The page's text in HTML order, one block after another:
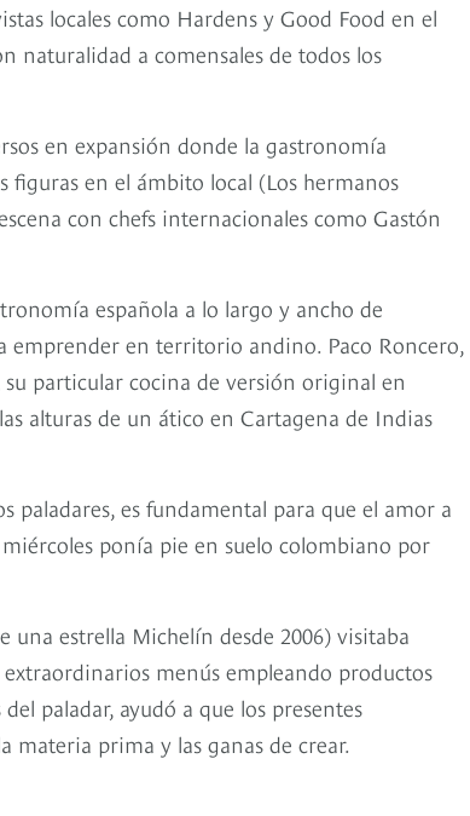
locales como Hardens y Good Food en el
naturalidad a comensales de todos los
en expansión donde la gastronomía
figuras en el ámbito local (Los hermanos
con chefs internacionales como Gastón
española a lo largo y ancho de
emprender en territorio andino. Paco Roncero,
su particular cocina de versión original en
alturas de un ático en Cartagena de Indias
paladares, es fundamental para que el amor a
ponía pie en suelo colombiano por
estrella Michelín desde 2006) visitaba
menús empleando productos
paladar, ayudó a que los presentes
materia prima y las ganas de crear.